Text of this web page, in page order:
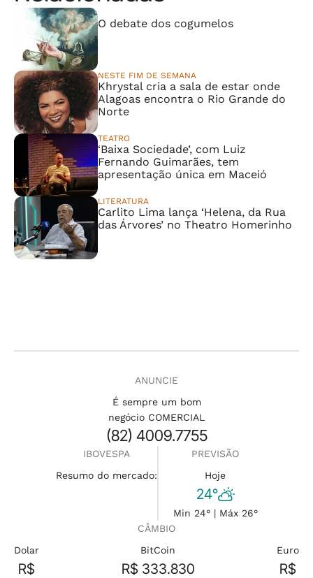
O debate dos cogumelos
NESTE FIM DE SEMANA
Khrystal cria a sala de estar onde
Alagoas encontra o Rio Grande do
Norte
TEATRO
‘Baixa Sociedade’, com Luiz
Fernando Guimarães, tem
apresentação única em Maceió
LITERATURA
Carlito Lima lança ‘Helena, da Rua
das Árvores’ no Theatro Homerinho
ANUNCIE
É sempre um bom
negócio COMERCIAL
(82) 4009.7755
IBOVESPA
Resumo do mercado:
PREVISÃO
Hoje
24°
Min 24° | Máx 26°
CÂMBIO
Dolar
R$
BitCoin
R$ 333.830
Euro
R$